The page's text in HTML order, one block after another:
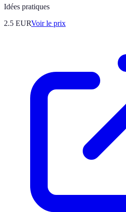
Idées pratiques
2.5 EURVoir le prix